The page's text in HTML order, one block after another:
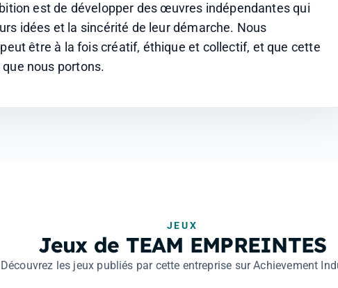
est de développer des œuvres indépendantes qui
idées et la sincérité de leur démarche. Nous
être à la fois créatif, éthique et collectif, et que cette
nous portons.
JEUX
Jeux de TEAM EMPREINTES
Découvrez les jeux publiés par cette entreprise sur Achievement